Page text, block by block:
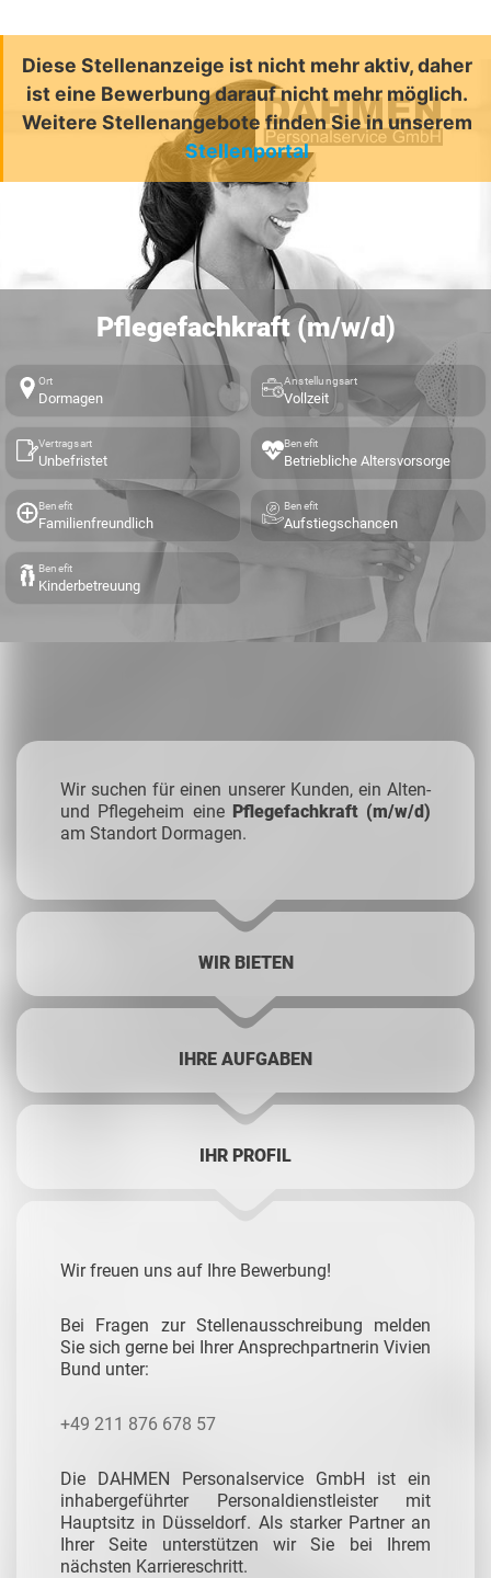
Diese Stellenanzeige ist nicht mehr aktiv, daher
ist eine Bewerbung darauf nicht mehr möglich.
Weitere Stellenangebote finden Sie in unserem
Stellenportal
Pflegefachkraft (m/w/d)
Ort
Dormagen
Anstellungsart
Vollzeit
Vertragsart
Unbefristet
Benefit
Betriebliche Altersvorsorge
Benefit
Familienfreundlich
Benefit
Aufstiegschancen
Benefit
Kinderbetreuung
Wir suchen für einen unserer Kunden, ein Alten-
und Pflegeheim eine Pflegefachkraft (m/w/d)
am Standort Dormagen.
WIR BIETEN
IHRE AUFGABEN
IHR PROFIL
Wir freuen uns auf Ihre Bewerbung!
Bei Fragen zur Stellenausschreibung melden
Sie sich gerne bei Ihrer Ansprechpartnerin Vivien
Bund unter:
+49 211 876 678 57
Die DAHMEN Personalservice GmbH ist ein
inhabergeführter Personaldienstleister mit
Hauptsitz in Düsseldorf. Als starker Partner an
Ihrer Seite unterstützen wir Sie bei Ihrem
nächsten Karriereschritt.